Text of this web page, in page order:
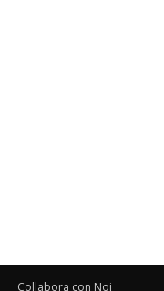
Collabora con Noi